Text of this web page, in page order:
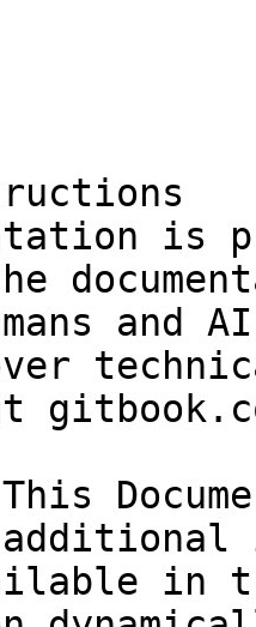
is
and
in